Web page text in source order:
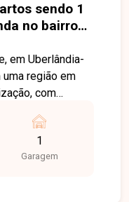
sendo 1
no bairro
MG
em Uberlândia-
região em
com
a
academias e
o bairro oferece
1
Garagem